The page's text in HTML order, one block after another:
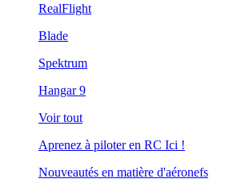
RealFlight
Blade
Spektrum
Hangar 9
Voir tout
Aprenez à piloter en RC Ici !
Nouveautés en matière d'aéronefs